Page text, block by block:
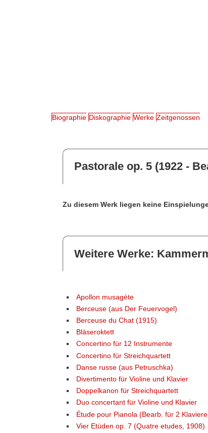
Biographie Diskographie Werke Zeitgenossen
Pastorale op. 5 (1922 -
Zu diesem Werk liegen keine
Weitere Werke:
Apollon musagète
Berceuse (aus Der Feuervogel)
Berceuse du Chat (1915)
Bläseroktett
Concertino für 12 Instrumente
Concertino für Streichquartett
Danse russe (aus Petruschka)
Divertimento für Violine und Klavier
Doppelkanon für Streichquartett
Duo concertant für Violine und Klavier
Étude pour Pianola (Bearb. für 2
Vier Etüden op. 7 (Quatre etudes, 1908)